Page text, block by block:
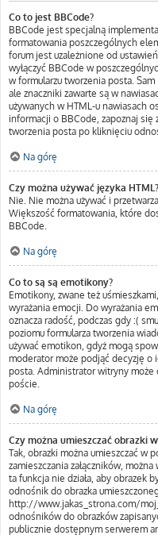
Co to jest BBCode?
BBCode jest specjalną
formatowania poszczególnych
forum jest uzależnione od
wyłączyć BBCode w
w formularzu tworzenia posta.
ale znaczniki zawarte są w
używanych w HTML-u nawiasach
informacji o BBCode, zapoznaj
tworzenia posta po kliknięciu
Na górę
Czy można używać języka HTML?
Nie. Nie można używać i
Większość formatowania, które
BBCode.
Na górę
Co to są są emotikony?
Emotikony, zwane też
wyrażania emocji. Do wyrażania
oznacza radość, podczas gdy :(
poziomu formularza tworzenia
używać emotikon, gdyż mogą
moderator może podjąć decyzję o
posta. Administrator witryny
poście.
Na górę
Czy można umieszczać obrazki
Tak, obrazki można umieszczać w
zamieszczania załączników,
ta funkcja nie działa, aby obrazek
odnośnik do obrazka
http://www.jakas_strona.com/
odnośników do obrazków
publicznie dostępnym serwerem